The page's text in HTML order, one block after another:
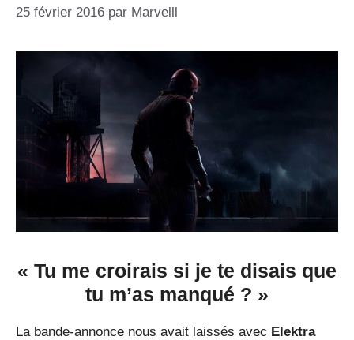
25 février 2016 par Marvelll
« Tu me croirais si je te disais que
tu m’as manqué ? »
La bande-annonce nous avait laissés avec Elektra